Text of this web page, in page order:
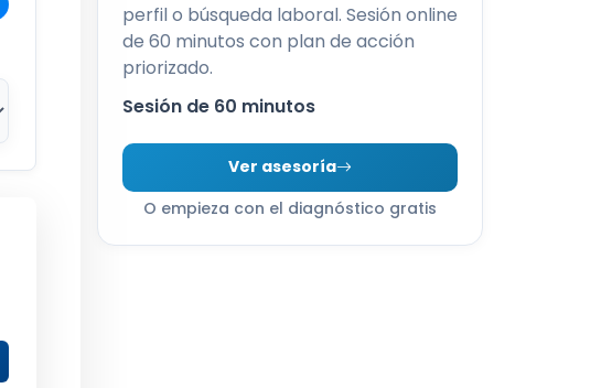
perfil o búsqueda laboral. Sesión online
de 60 minutos con plan de acción
priorizado.
Sesión de 60 minutos
Ver asesoría
O empieza con el diagnóstico gratis